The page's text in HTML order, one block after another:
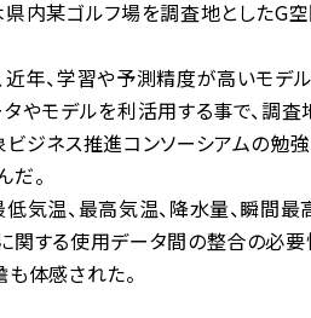
内某ゴルフ場を調査地としたG
年、学習や予測精度が高いモデ
やモデルを利活用する事で、調
ジネス推進コンソーシアムの勉
。
気温、最高気温、降水量、瞬間
関する使用データ間の整合の必
体感された。